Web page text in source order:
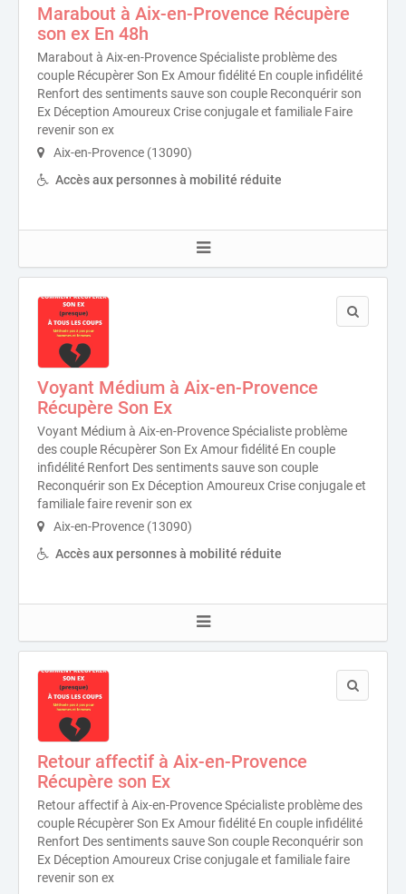
Marabout à Aix-en-Provence Récupère
son ex En 48h
Marabout à Aix-en-Provence Spécialiste problème des
couple Récupèrer Son Ex Amour fidélité En couple infidélité
Renfort des sentiments sauve son couple Reconquérir son
Ex Déception Amoureux Crise conjugale et familiale Faire
revenir son ex
Aix-en-Provence (13090)
Accès aux personnes à mobilité réduite
Voyant Médium à Aix-en-Provence
Récupère Son Ex
Voyant Médium à Aix-en-Provence Spécialiste problème
des couple Récupèrer Son Ex Amour fidélité En couple
infidélité Renfort Des sentiments sauve son couple
Reconquérir son Ex Déception Amoureux Crise conjugale et
familiale faire revenir son ex
Aix-en-Provence (13090)
Accès aux personnes à mobilité réduite
Retour affectif à Aix-en-Provence
Récupère son Ex
Retour affectif à Aix-en-Provence Spécialiste problème des
couple Récupèrer Son Ex Amour fidélité En couple infidélité
Renfort Des sentiments sauve Son couple Reconquérir son
Ex Déception Amoureux Crise conjugale et familiale faire
revenir son ex